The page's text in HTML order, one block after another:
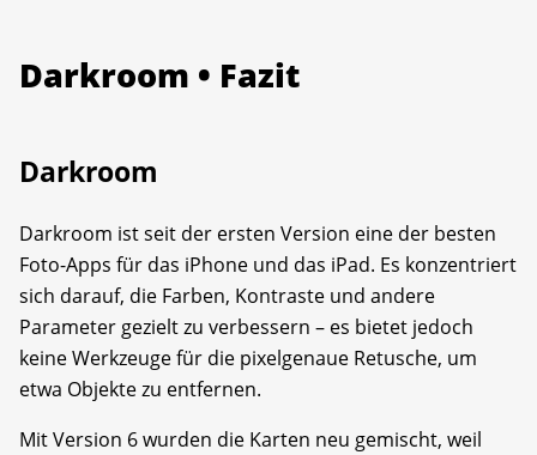
Darkroom • Fazit
Darkroom
Darkroom ist seit der ersten Version eine der besten
Foto-Apps für das iPhone und das iPad. Es konzentriert
sich darauf, die Farben, Kontraste und andere
Parameter gezielt zu verbessern – es bietet jedoch
keine Werkzeuge für die pixelgenaue Retusche, um
etwa Objekte zu entfernen.
Mit Version 6 wurden die Karten neu gemischt, weil